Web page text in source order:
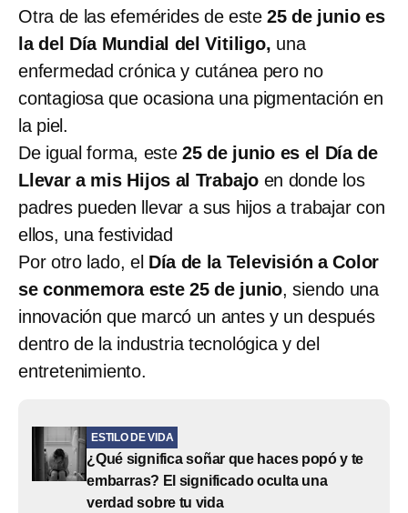
Otra de las efemérides de este25 de junio es
la del Día Mundial del Vitiligo, una
enfermedad crónica y cutánea pero no
contagiosa que ocasiona una pigmentación en
la piel.
De igual forma, este25 de junio es el Día de
Llevar a mis Hijos al Trabajo en donde los
padres pueden llevar a sus hijos a trabajar con
ellos, una festividad
Por otro lado, el Día de la Televisión a Color
se conmemora este 25 de junio, siendo una
innovación que marcó un antes y un después
dentro de la industria tecnológica y del
entretenimiento.
ESTILO DE VIDA
¿Qué significa soñar que haces popó y te
embarras? El significado oculta una
verdad sobre tu vida